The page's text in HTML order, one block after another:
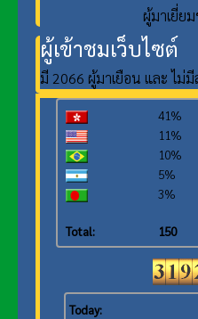
ผู้มาเยี่ย
ผู้เข้าชมเว็บไซต์
มี 2066 ผู้มาเยือน และ ไม่
41%
11%
10%
5%
3%
Total: 150
Today: